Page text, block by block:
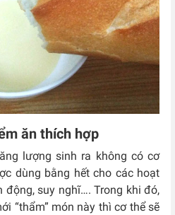
ăn thích hợp
lượng sinh ra không có cơ
dùng bằng hết cho các hoạt
động, suy nghĩ…. Trong khi đó,
“thẩm” món này thì cơ thể sẽ